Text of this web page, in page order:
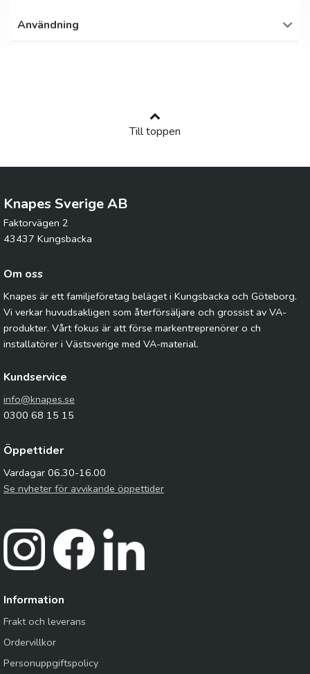
Användning
Till toppen
Knapes Sverige AB
Faktorvägen 2
43437 Kungsbacka
Om oss
Knapes är ett familjeföretag beläget i Kungsbacka och Göteborg.
Vi verkar huvudsakligen som återförsäljare och grossist av VA-
produkter. Vårt fokus är att förse markentreprenörer o ch
installatörer i Västsverige med VA-material.
Kundservice
info@knapes.se
0300 68 15 15
Öppettider
Vardagar 06.30-16.00
Se nyheter för avvikande öppettider
Information
Frakt och leverans
Ordervillkor
Personuppgiftspolicy